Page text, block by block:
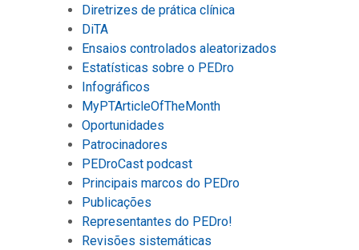
Diretrizes de prática clínica
DiTA
Ensaios controlados aleatorizados
Estatísticas sobre o PEDro
Infográficos
MyPTArticleOfTheMonth
Oportunidades
Patrocinadores
PEDroCast podcast
Principais marcos do PEDro
Publicações
Representantes do PEDro!
Revisões sistemáticas